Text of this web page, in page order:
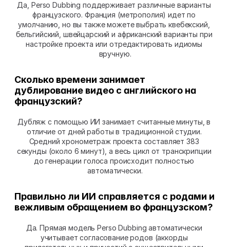
Да, Perso Dubbing поддерживает различные варианты
французского. Франция (метрополия) идет по
умолчанию, но вы также можете выбрать квебекский,
бельгийский, швейцарский и африканский варианты при
настройке проекта или отредактировать идиомы
вручную.
Сколько времени занимает
дублирование видео с английского на
французский?
Дубляж с помощью ИИ занимает считанные минуты, в
отличие от дней работы в традиционной студии.
Средний хронометраж проекта составляет 383
секунды (около 6 минут), а весь цикл от транскрипции
до генерации голоса происходит полностью
автоматически.
Правильно ли ИИ справляется с родами и
вежливым обращением во французском?
Да. Прямая модель Perso Dubbing автоматически
учитывает согласование родов (аккорды